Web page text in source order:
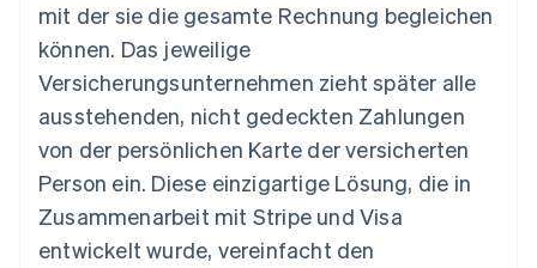
Stripe-Sessions 2026
Erfahren Sie, wie Stripe Lösungen für die
Jetzt ansehen
mit der sie die gesamte Rechnung begleichen
können. Das jeweilige
Versicherungsunternehmen zieht später alle
ausstehenden, nicht gedeckten Zahlungen
von der persönlichen Karte der versicherten
Person ein. Diese einzigartige Lösung, die in
Zusammenarbeit mit Stripe und Visa
entwickelt wurde, vereinfacht den